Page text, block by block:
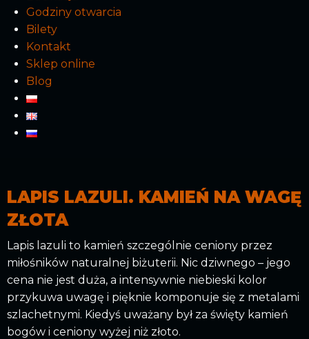
Godziny otwarcia
Bilety
Kontakt
Sklep online
Blog
LAPIS LAZULI. KAMIEŃ NA WAGĘ
ZŁOTA
Lapis lazuli to kamień szczególnie ceniony przez
miłośników naturalnej biżuterii. Nic dziwnego – jego
cena nie jest duża, a intensywnie niebieski kolor
przykuwa uwagę i pięknie komponuje się z metalami
szlachetnymi. Kiedyś uważany był za święty kamień
bogów i ceniony wyżej niż złoto.